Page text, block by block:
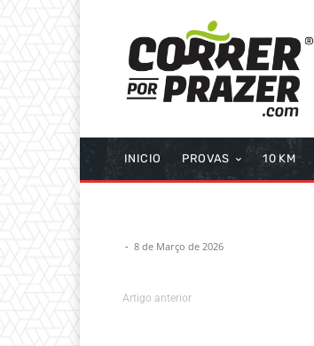
INICIO PROVAS 10 KM
- 8 de Março de 2026
Artigo anterior